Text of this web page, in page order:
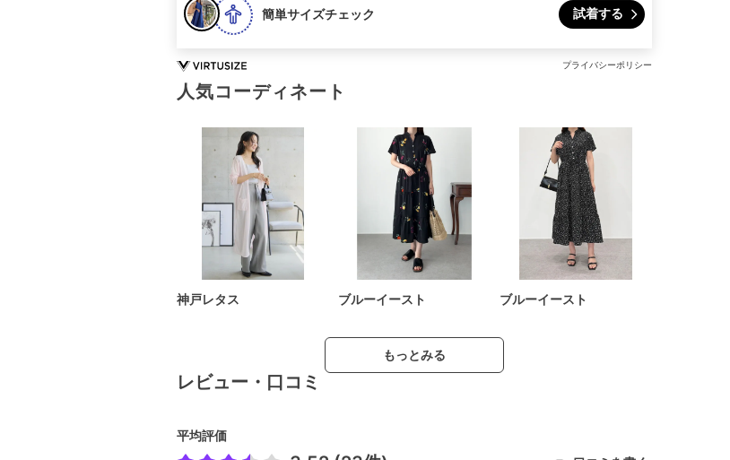
簡単サイズチェック 試着する
プライバシーポリシー
人気コーディネート
神戸レタス ブルーイースト ブルーイースト
もっとみる
レビュー・口コミ
平均評価